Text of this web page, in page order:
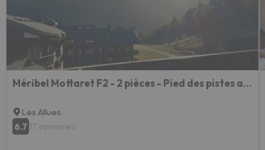
Méribel Mottaret F2 - 2 pièces - Pied des pistes avec vue - Parking
Les Allues
6.7 17 opiniones